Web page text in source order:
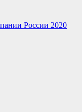
России 2020